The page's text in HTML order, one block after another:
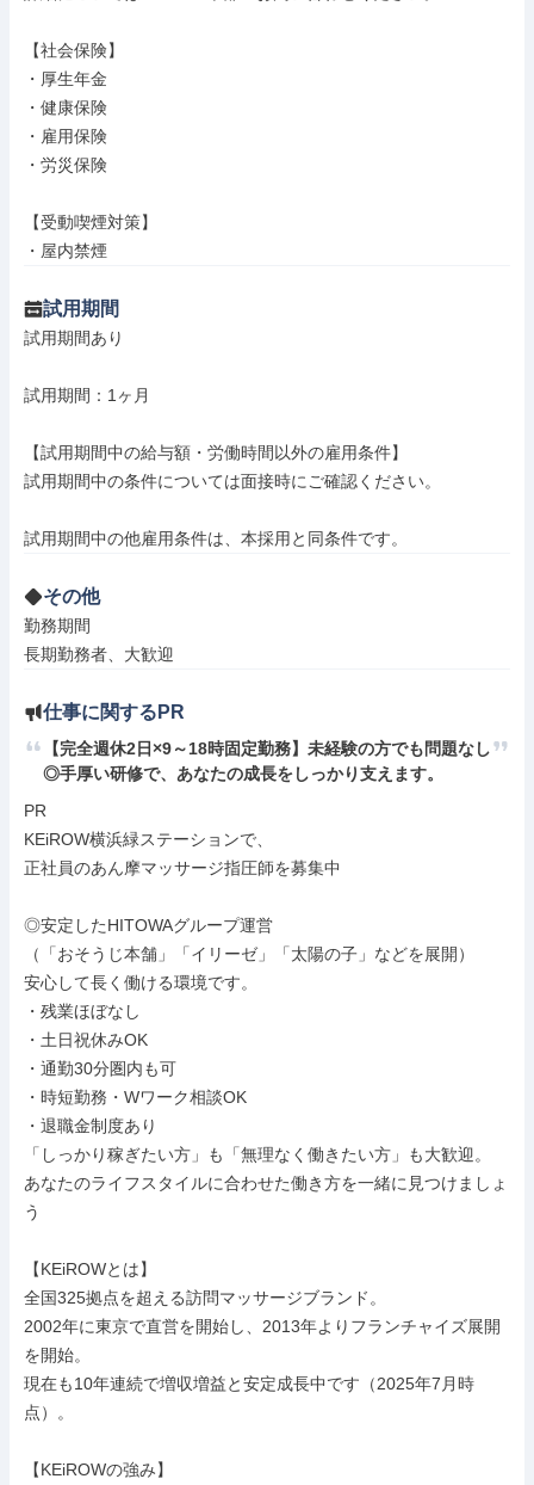
【社会保険】
・厚生年金
・健康保険
・雇用保険
・労災保険
【受動喫煙対策】
・屋内禁煙
試用期間
試用期間あり
試用期間：1ヶ月
【試用期間中の給与額・労働時間以外の雇用条件】
試用期間中の条件については面接時にご確認ください。
試用期間中の他雇用条件は、本採用と同条件です。
その他
勤務期間
長期勤務者、大歓迎
仕事に関するPR
【完全週休2日×9～18時固定勤務】未経験の方でも問題なし
◎手厚い研修で、あなたの成長をしっかり支えます。
PR
KEiROW横浜緑ステーションで、
正社員のあん摩マッサージ指圧師を募集中
◎安定したHITOWAグループ運営
（「おそうじ本舗」「イリーゼ」「太陽の子」などを展開）
安心して長く働ける環境です。
・残業ほぼなし
・土日祝休みOK
・通勤30分圏内も可
・時短勤務・Wワーク相談OK
・退職金制度あり
「しっかり稼ぎたい方」も「無理なく働きたい方」も大歓迎。
あなたのライフスタイルに合わせた働き方を一緒に見つけましょ
う
【KEiROWとは】
全国325拠点を超える訪問マッサージブランド。
2002年に東京で直営を開始し、2013年よりフランチャイズ展開
を開始。
現在も10年連続で増収増益と安定成長中です（2025年7月時
点）。
【KEiROWの強み】